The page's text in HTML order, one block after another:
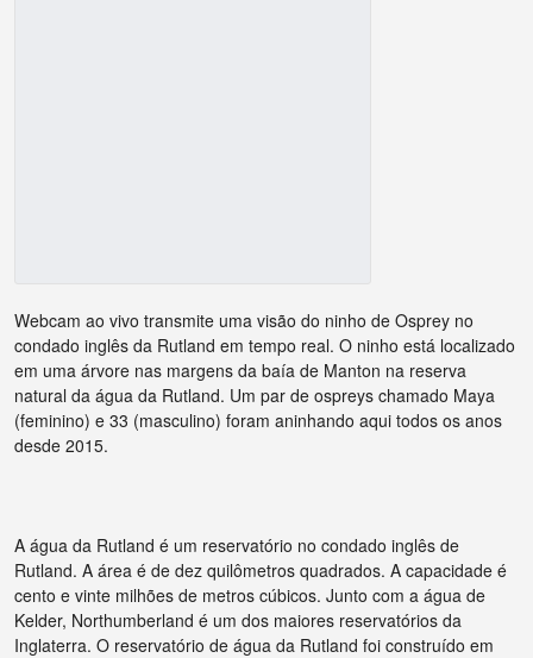
Webcam ao vivo transmite uma visão do ninho de Osprey no
condado inglês da Rutland em tempo real. O ninho está localizado
em uma árvore nas margens da baía de Manton na reserva
natural da água da Rutland. Um par de ospreys chamado Maya
(feminino) e 33 (masculino) foram aninhando aqui todos os anos
desde 2015.
A água da Rutland é um reservatório no condado inglês de
Rutland. A área é de dez quilômetros quadrados. A capacidade é
cento e vinte milhões de metros cúbicos. Junto com a água de
Kelder, Northumberland é um dos maiores reservatórios da
Inglaterra. O reservatório de água da Rutland foi construído em